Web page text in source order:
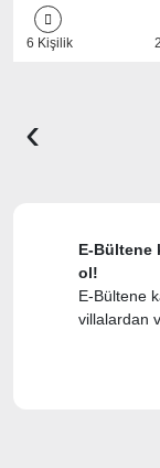
6 Kişilik
‹
E-Bültene
ol!
E-Bültene
villalardan